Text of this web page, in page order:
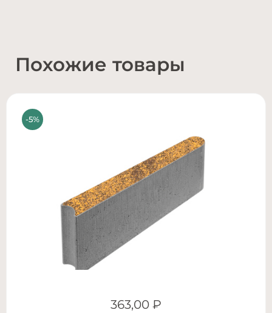
Похожие товары
363,00 ₽